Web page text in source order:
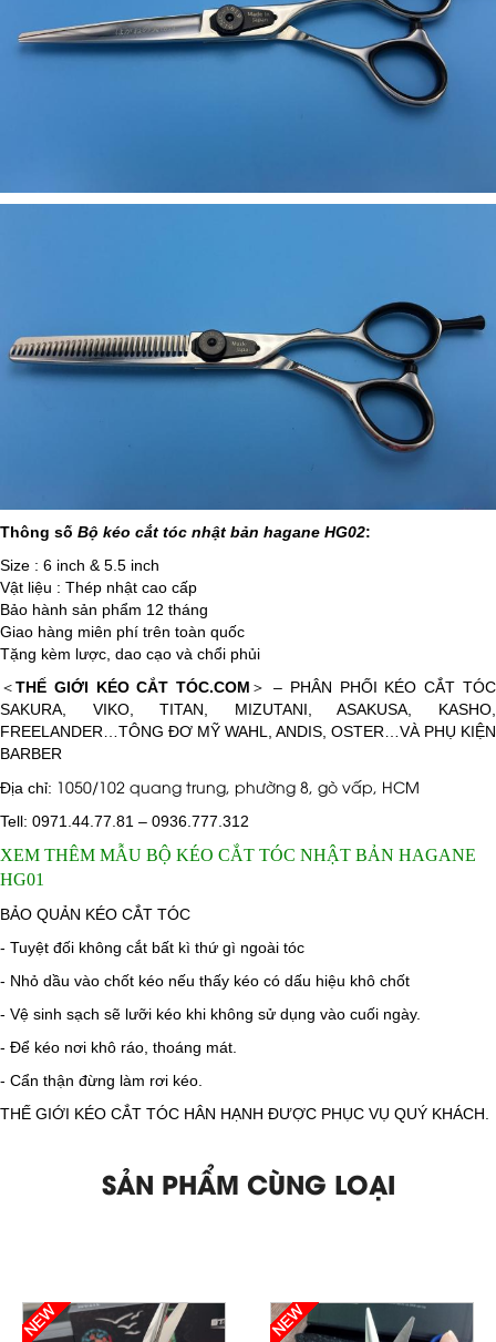
Thông số Bộ kéo cắt tóc nhật bản hagane HG02:
Size : 6 inch & 5.5 inch
Vật liệu : Thép nhật cao cấp
Bảo hành sản phẩm 12 tháng
Giao hàng miên phí trên toàn quốc
Tặng kèm lược, dao cạo và chổi phủi
​＜THẾ GIỚI KÉO CẮT TÓC.COM ＞ – PHÂN PHỐI KÉO CẮT TÓC
SAKURA, VIKO, TITAN, MIZUTANI, ASAKUSA, KASHO,
FREELANDER…TÔNG ĐƠ MỸ WAHL, ANDIS, OSTER…VÀ PHỤ KIỆN
BARBER
Địa chỉ: 1050/102 quang trung, phường 8, gò vấp, HCM
Tell: 0971.44.77.81 – 0936.777.312
XEM THÊM MẪU BỘ KÉO CẮT TÓC NHẬT BẢN HAGANE
HG01
BẢO QUẢN KÉO CẮT TÓC
​- Tuyệt đối không cắt bất kì thứ gì ngoài tóc
- Nhỏ dầu vào chốt kéo nếu thấy kéo có dấu hiệu khô chốt
- Vệ sinh sạch sẽ lưỡi kéo khi không sử dụng vào cuối ngày.
- Để kéo nơi khô ráo, thoáng mát.
- Cẩn thận đừng làm rơi kéo.
THẾ GIỚI KÉO CẮT TÓC HÂN HẠNH ĐƯỢC PHỤC VỤ QUÝ KHÁCH.
SẢN PHẨM CÙNG LOẠI